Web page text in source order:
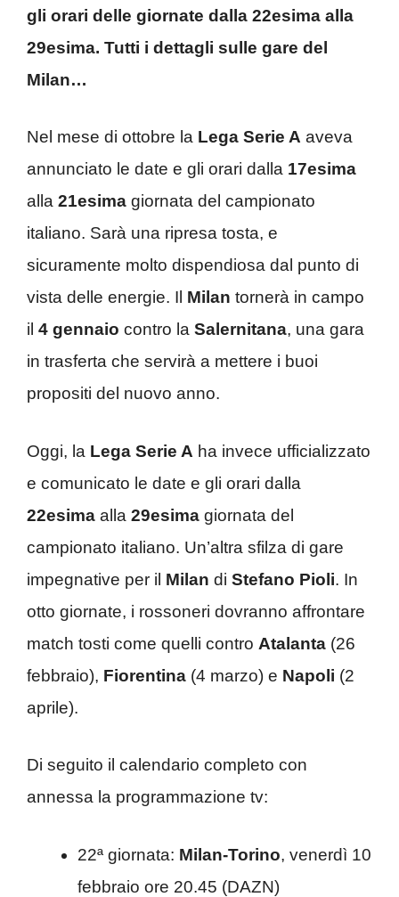
gli orari delle giornate dalla 22esima alla
29esima. Tutti i dettagli sulle gare del
Milan…
Nel mese di ottobre la Lega Serie A aveva
annunciato le date e gli orari dalla 17esima
alla 21esima giornata del campionato
italiano. Sarà una ripresa tosta, e
sicuramente molto dispendiosa dal punto di
vista delle energie. Il Milan tornerà in campo
il 4 gennaio contro la Salernitana, una gara
in trasferta che servirà a mettere i buoi
propositi del nuovo anno.
Oggi, la Lega Serie A ha invece ufficializzato
e comunicato le date e gli orari dalla
22esima alla 29esima giornata del
campionato italiano. Un’altra sfilza di gare
impegnative per il Milan di Stefano Pioli. In
otto giornate, i rossoneri dovranno affrontare
match tosti come quelli contro Atalanta (26
febbraio), Fiorentina (4 marzo) e Napoli (2
aprile).
Di seguito il calendario completo con
annessa la programmazione tv:
22ª giornata: Milan-Torino, venerdì 10
febbraio ore 20.45 (DAZN)